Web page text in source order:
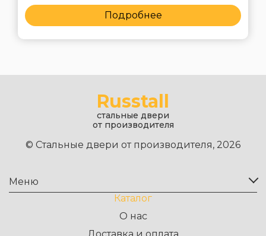
Подробнее
Russtall
стальные двери
от производителя
© Стальные двери от производителя, 2026
Меню
Каталог
О нас